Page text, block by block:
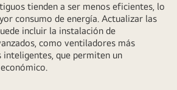
tienden a ser menos eficientes, lo
consumo de energía. Actualizar las
incluir la instalación de
como ventiladores más
que permiten un